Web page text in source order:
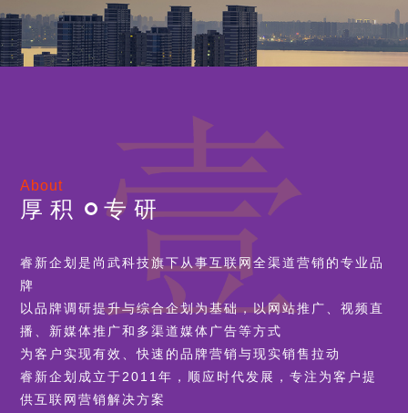
About
厚积 专研
睿新企划是尚武科技旗下从事互联网全渠道营销的专业品
牌
以品牌调研提升与综合企划为基础，以网站推广、视频直
播、新媒体推广和多渠道媒体广告等方式
为客户实现有效、快速的品牌营销与现实销售拉动
睿新企划成立于2011年，顺应时代发展，专注为客户提
供互联网营销解决方案